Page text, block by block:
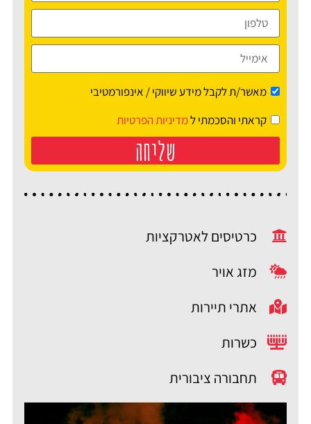
מאשר/ת לקבל מידע שיווקי / אינפורמטיבי
קראתי והסכמתי למדיניות הפרטיות
שליחה
כרטיסים לאטרקציות
מזג אויר
אתרי תיירות
כשרות
תחבורה ציבורית